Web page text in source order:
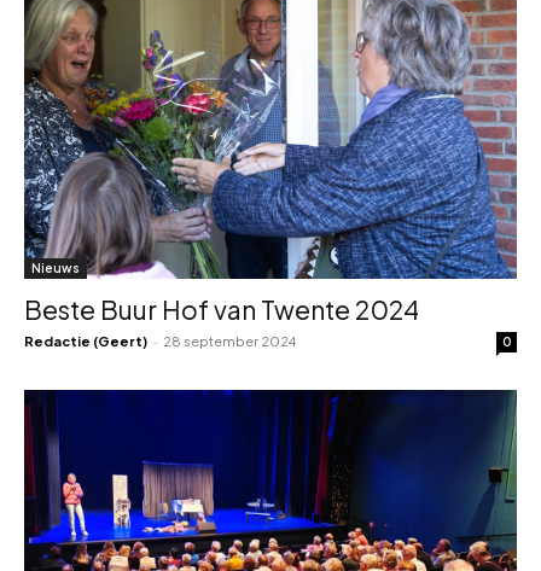
Nieuws
Beste Buur Hof van Twente 2024
Redactie (Geert) - 28 september 2024 0